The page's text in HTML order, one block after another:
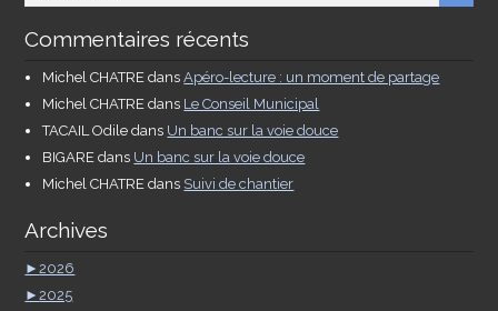
Commentaires récents
Michel CHATRE dansApéro-lecture : un moment de partage
Michel CHATRE dans Le Conseil Municipal
TACAIL Odile dans Un banc sur la voie douce
BIGARE dans Un banc sur la voie douce
Michel CHATRE dans Suivi de chantier
Archives
►2026
►2025